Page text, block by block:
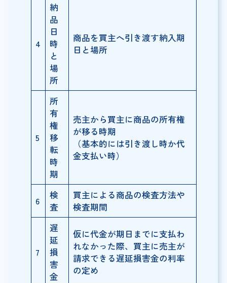
4
納
品
日
時
と
場
所
商品を買主へ引き渡す納入期
日と場所
5
所
有
権
移
転
時
期
売主から買主に商品の所有権
が移る時期
（基本的には引き渡し時か代
金支払い時）
6
検
査
買主による商品の検査方法や
検査期間
7
遅
延
損
害
金
仮に代金が期日までに支払わ
れなかった際、買主に売主が
請求できる遅延損害金の利率
の定め